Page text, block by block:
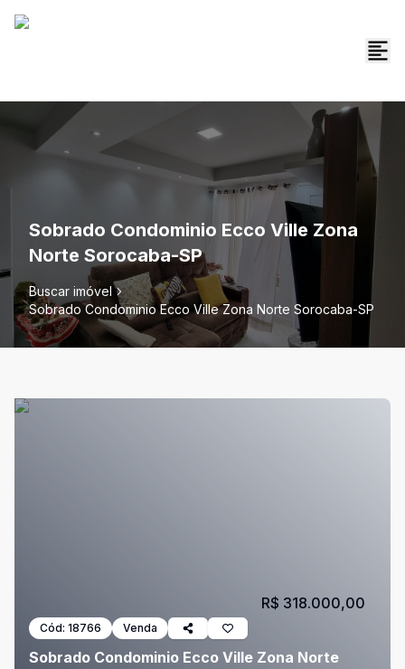
Sobrado Condominio Ecco Ville Zona
Norte Sorocaba-SP
Buscar imóvel
Sobrado Condominio Ecco Ville Zona Norte Sorocaba-SP
Cód: 18766 Venda
Sobrado Condominio Ecco Ville Zona Norte
R$ 318.000,00